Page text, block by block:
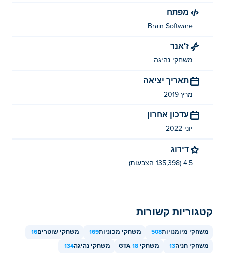
מפתח
Brain Software
ז'אנר
משחקי נהיגה
תאריך יציאה
מרץ 2019
עדכון אחרון
יוני 2022
דירוג
4.5 (135,398 הצבעות)
קטגוריות קשורות
משחקי מיומנויות508 משחקי מכוניות169 משחקי שוטרים16
משחקי חניה13 משחקי GTA 18 משחקי נהיגה134